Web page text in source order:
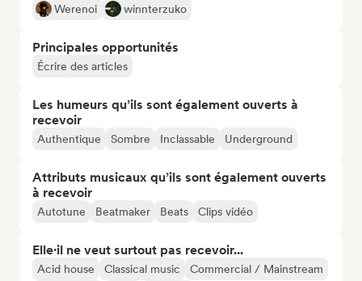
Werenoi
winnterzuko
Principales opportunités
Écrire des articles
Les humeurs qu’ils sont également ouverts à
recevoir
Authentique Sombre Inclassable Underground
Attributs musicaux qu’ils sont également ouverts
à recevoir
Autotune Beatmaker Beats Clips vidéo
Elle·il ne veut surtout pas recevoir...
Acid house Classical music
Commercial / Mainstream